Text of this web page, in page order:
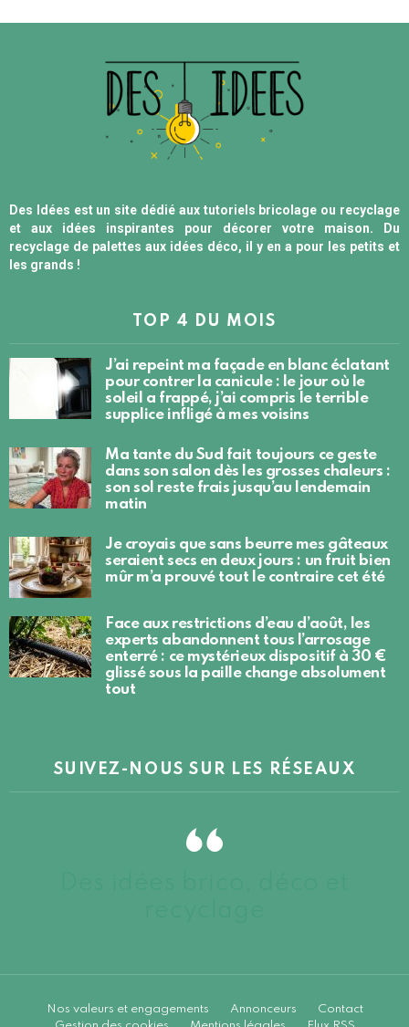
Des Idées est un site dédié aux tutoriels bricolage ou recyclage
et aux idées inspirantes pour décorer votre maison. Du
recyclage de palettes aux idées déco, il y en a pour les petits et
les grands !
TOP 4 DU MOIS
J’ai repeint ma façade en blanc éclatant
pour contrer la canicule : le jour où le
soleil a frappé, j’ai compris le terrible
supplice infligé à mes voisins
Ma tante du Sud fait toujours ce geste
dans son salon dès les grosses chaleurs :
son sol reste frais jusqu’au lendemain
matin
Je croyais que sans beurre mes gâteaux
seraient secs en deux jours : un fruit bien
mûr m’a prouvé tout le contraire cet été
Face aux restrictions d’eau d’août, les
experts abandonnent tous l’arrosage
enterré : ce mystérieux dispositif à 30 €
glissé sous la paille change absolument
tout
SUIVEZ-NOUS SUR LES RÉSEAUX
Nos valeurs et engagements Annonceurs
Contact